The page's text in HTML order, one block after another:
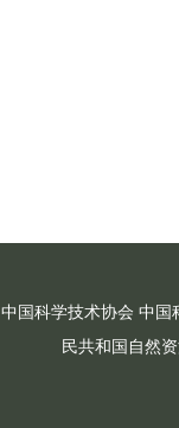
中国科学技术协会 中国
民共和国自然